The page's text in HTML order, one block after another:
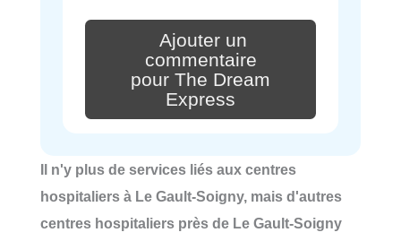
Ajouter un
commentaire
pour The Dream
Express
Il n'y plus de services liés aux centres
hospitaliers à Le Gault-Soigny, mais d'autres
centres hospitaliers près de Le Gault-Soigny